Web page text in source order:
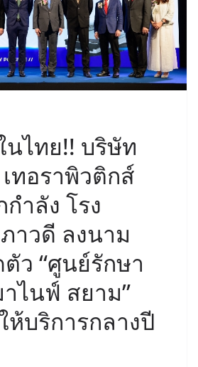
นไทย!! บริษัท
ทอราพิวติกส์
ำลัง โรง
าวดี ลงนาม
ตัว “ศูนย์รักษา
ไนฟ์ สยาม”
ห้บริการกลางปี